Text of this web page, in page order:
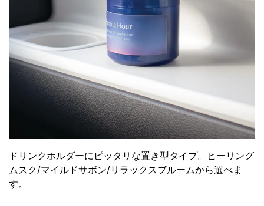
ドリンクホルダーにピッタリな置き型タイプ。ヒーリング
ムスク/マイルドサボン/リラックスブルームから選べま
す。